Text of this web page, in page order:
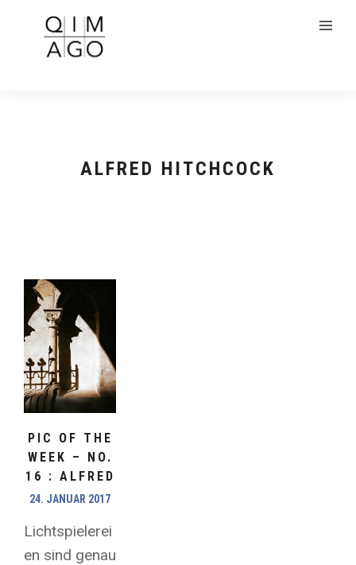
ALFRED HITCHCOCK
PIC OF THE
WEEK – NO.
16 : ALFRED
24. JANUAR 2017
Lichtspielerei
en sind genau